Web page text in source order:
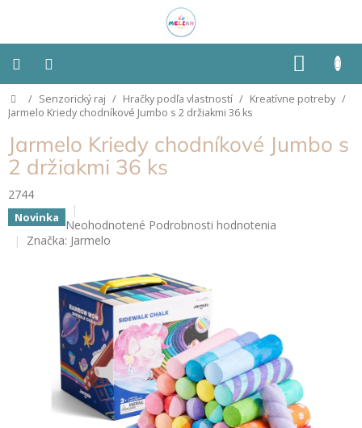
KOŠÍK
Montessori
Detská
izba
Senzorické
pomôcky
vlastností
Domov
/ Senzorický raj / Hračky podľa vlastností / Kreatívne potreby /
Jarmelo Kriedy chodníkové Jumbo s 2 držiakmi 36 ks
Jarmelo Kriedy chodníkové Jumbo s
2 držiakmi 36 ks
2744
Novinka Priemerné
hodnotenie
0,0
z
5
hviezdičiek.
Neohodnotené Podrobnosti hodnotenia
Značka: Jarmelo